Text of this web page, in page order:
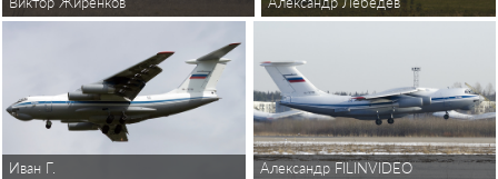
Иван Г. Александр FILINVIDEO